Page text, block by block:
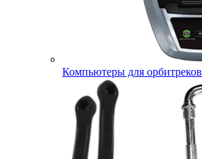
Компьютеры для орбитреков